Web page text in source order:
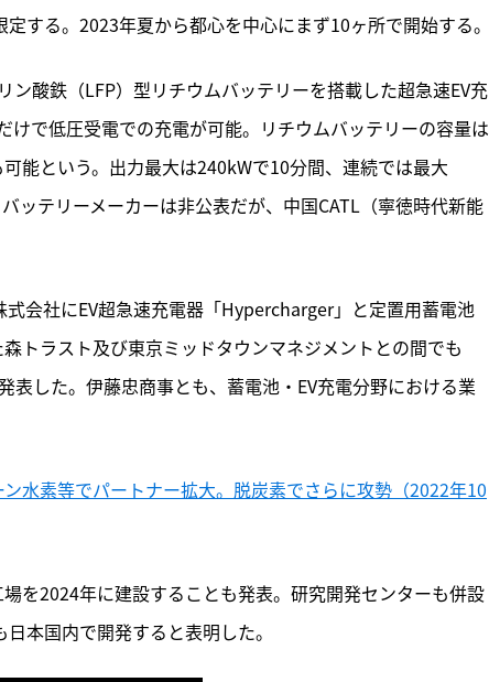
する。2023年夏から都心を中心にまず10ヶ所で開始する。
ン酸鉄（LFP）型リチウムバッテリーを搭載した超急速EV充
で低圧受電での充電が可能。リチウムバッテリーの容量は
能という。出力最大は240kWで10分間、連続では最大
ッテリーメーカーは非公表だが、中国CATL（寧徳時代新能
会社にEV超急速充電器「Hypercharger」と定置用蓄電池
トラスト及び東京ミッドタウンマネジメントとの間でも
表した。伊藤忠商事とも、蓄電池・EV充電分野における業
水素等でパートナー拡大。脱炭素でさらに攻勢（2022年10
を2024年に建設することも発表。研究開発センターも併設
本国内で開発すると表明した。